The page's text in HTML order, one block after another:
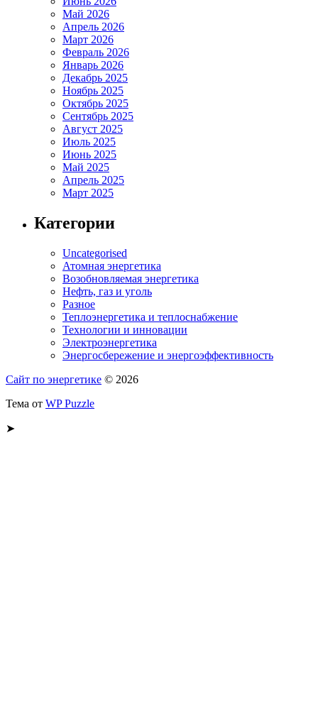
Май 2026
Апрель 2026
Март 2026
Февраль 2026
Январь 2026
Декабрь 2025
Ноябрь 2025
Октябрь 2025
Сентябрь 2025
Август 2025
Июль 2025
Июнь 2025
Май 2025
Апрель 2025
Март 2025
Категории
Uncategorised
Атомная энергетика
Возобновляемая энергетика
Нефть, газ и уголь
Разное
Теплоэнергетика и теплоснабжение
Технологии и инновации
Электроэнергетика
Энергосбережение и энергоэффективность
Сайт по энергетике © 2026
Тема от WP Puzzle
➤